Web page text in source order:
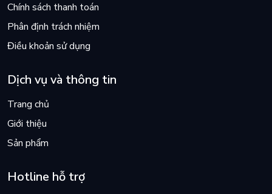
Chính sách thanh toán
Phân định trách nhiệm
Điều khoản sử dụng
Dịch vụ và thông tin
Trang chủ
Giới thiệu
Sản phẩm
Hotline hỗ trợ